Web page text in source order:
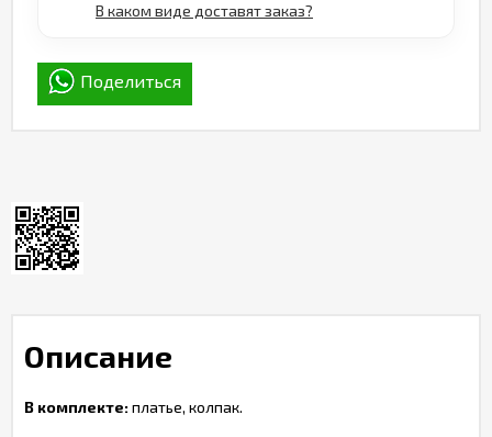
В каком виде доставят заказ?
Поделиться
Описание
В комплекте:платье, колпак.